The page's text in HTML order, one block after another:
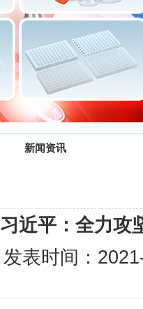
新闻资讯
习近平：全力攻
发表时间：